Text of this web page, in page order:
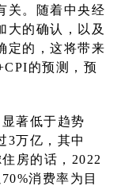
关。随着中央经
大的确认，以及
定的，这将带来
的预测，预
著低于趋势
3万亿，其中
房的话，2022
消费率为目